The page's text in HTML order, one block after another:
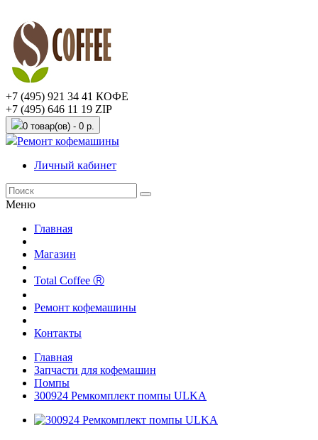
+7 (495) 921 34 41 КОФЕ
+7 (495) 646 11 19 ZIP
0 товар(ов) - 0 р.
Ремонт кофемашины
Личный кабинет
Меню
Главная
Магазин
Total Coffee Ⓡ
Ремонт кофемашины
Контакты
Главная
Запчасти для кофемашин
Помпы
300924 Ремкомплект помпы ULKA